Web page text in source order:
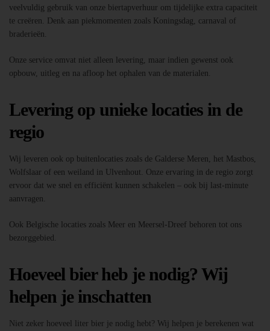
veelvuldig gebruik van onze biertapverhuur om tijdelijke extra capaciteit
te creëren. Denk aan piekmomenten zoals Koningsdag, carnaval of
braderieën.
Onze service omvat niet alleen levering, maar indien gewenst ook
opbouw, uitleg en na afloop het ophalen van de materialen.
Levering op unieke locaties in de
regio
Wij leveren ook op buitenlocaties zoals de Galderse Meren, het Mastbos,
Wolfslaar of een weiland in Ulvenhout. Onze ervaring in de regio zorgt
ervoor dat we snel en efficiënt kunnen schakelen – ook bij last-minute
aanvragen.
Ook Belgische locaties zoals Meer en Meersel-Dreef behoren tot ons
bezorggebied.
Hoeveel bier heb je nodig? Wij
helpen je inschatten
Niet zeker hoeveel liter bier je nodig hebt? Wij helpen je berekenen wat